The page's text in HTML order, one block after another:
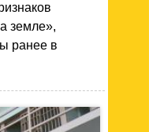
земле»,
ранее в